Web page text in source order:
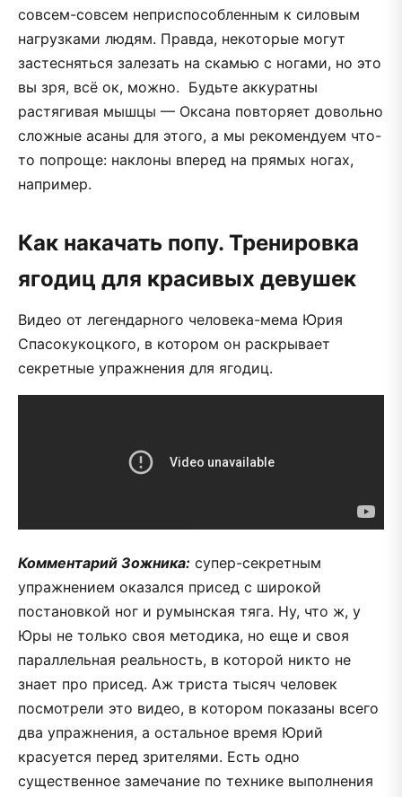
совсем-совсем неприспособленным к силовым
нагрузками людям. Правда, некоторые могут
застесняться залезать на скамью с ногами, но это
вы зря, всё ок, можно. Будьте аккуратны
растягивая мышцы — Оксана повторяет довольно
сложные асаны для этого, а мы рекомендуем что-
то попроще: наклоны вперед на прямых ногах,
например.
Как накачать попу. Тренировка
ягодиц для красивых девушек
Видео от легендарного человека-мема Юрия
Спасокукоцкого, в котором он раскрывает
секретные упражнения для ягодиц.
Комментарий Зожника: супер-секретным
упражнением оказался присед с широкой
постановкой ног и румынская тяга. Ну, что ж, у
Юры не только своя методика, но еще и своя
параллельная реальность, в которой никто не
знает про присед. Аж триста тысяч человек
посмотрели это видео, в котором показаны всего
два упражнения, а остальное время Юрий
красуется перед зрителями. Есть одно
существенное замечание по технике выполнения